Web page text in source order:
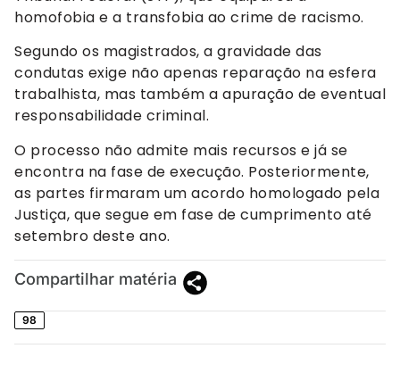
homofobia e a transfobia ao crime de racismo.
Segundo os magistrados, a gravidade das
condutas exige não apenas reparação na esfera
trabalhista, mas também a apuração de eventual
responsabilidade criminal.
O processo não admite mais recursos e já se
encontra na fase de execução. Posteriormente,
as partes firmaram um acordo homologado pela
Justiça, que segue em fase de cumprimento até
setembro deste ano.
Compartilhar matéria
98